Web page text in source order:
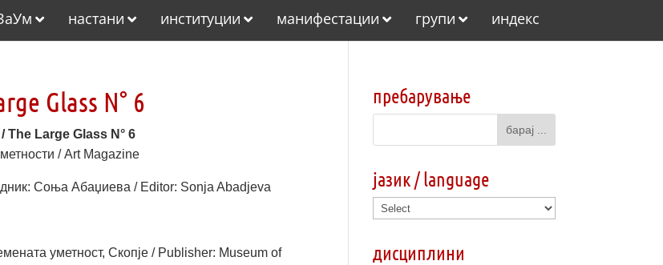
настани институции манифестации групи индекс
Glass N° 6
The Large Glass N° 6
/ Art Magazine
Соња Абаџиева / Editor: Sonja Abadjeva
уметност, Скопје / Publisher: Museum of
пребарување
јазик / language
дисциплини